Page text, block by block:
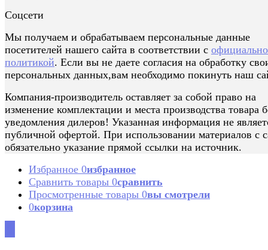
Соцсети
Мы получаем и обрабатываем персональные данные
посетителей нашего сайта в соответствии с
политикой. Если вы не даете согласия на обработку
персональных данных,вам необходимо покинуть наш
Компания-производитель оставляет за собой право на
изменение комплектации и места производства товара
уведомления дилеров! Указанная информация не
публичной офертой. При использовании материалов с
обязательно указание прямой ссылки на источник.
Избранное 0избранное
Сравнить товары 0сравнить
Просмотренные товары 0вы смотрели
0корзина